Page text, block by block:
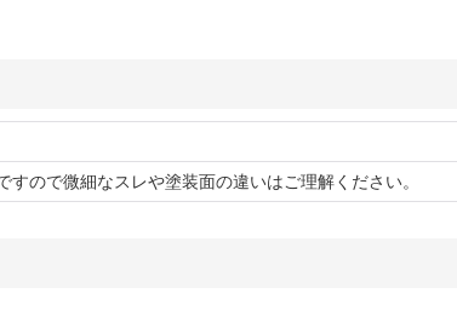
すので微細なスレや塗装面の違いはご理解ください。